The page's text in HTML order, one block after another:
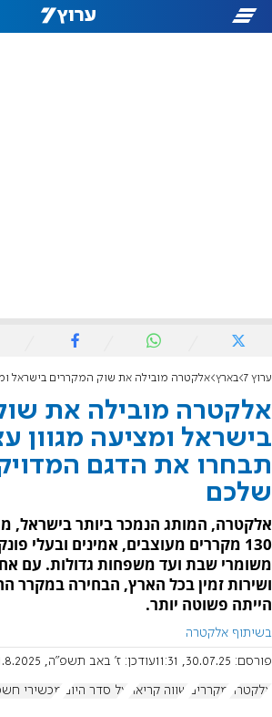
ערוץ 7 בארץ אלקטרה מובילה את שוק המקררים בישראל ומציעה מגוון עצום: כך תבחרו את
אלקטרה מובילה את
בישראל ומציעה מגוון
תבחרו את הדגם
שלכם
אלקטרה, המותג הנמכר ביותר בישראל,
130 מקררים מעוצבים, אמינים ובעלי
משומרי שבת ועד משפחות גדולות. עם
ושירות זמין בכל הארץ, הבחירה במקרר
הייתה פשוטה יותר.
בשיתוף אלקטרה
פורסם: 30.07.25, 11:31 עודכן: ז' באב תשפ"ה, 1.8.2025, 11:52:00
אלקטרה מקררים שווה קריאה על סדר היום מכשירי